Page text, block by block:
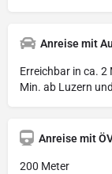
Anreise mit
Erreichbar in ca.
Min. ab Luzern
Anreise mit
200 Meter